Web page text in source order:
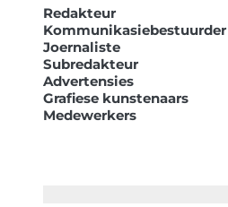
Redakteur
Kommunikasiebestuurder
Joernaliste
Subredakteur
Advertensies
Grafiese kunstenaars
Medewerkers